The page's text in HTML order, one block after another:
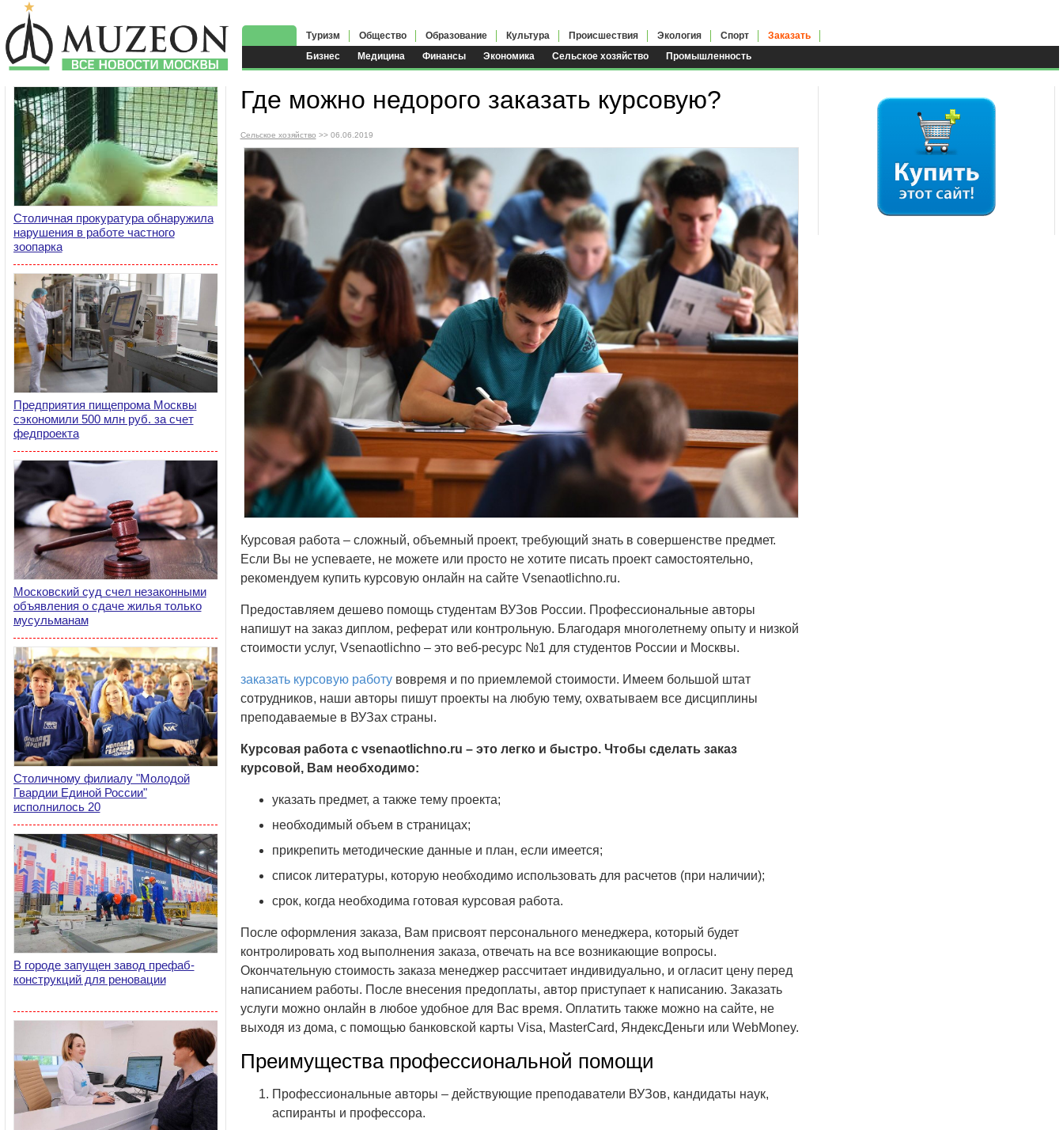
Бизнес Медицина Финансы Экономика Сельское хозяйство Промышленность
Туризм Общество Образование Культура Происшествия Экология Спорт Заказать
Столичная прокуратура обнаружила
нарушения в работе частного
зоопарка
Предприятия пищепрома Москвы
сэкономили 500 млн руб. за счет
федпроекта
Московский суд счел незаконными
объявления о сдаче жилья только
мусульманам
Столичному филиалу "Молодой
Гвардии Единой России"
исполнилось 20
В городе запущен завод префаб-
конструкций для реновации
Где можно недорого заказать курсовую?
Сельское хозяйство >> 06.06.2019
Курсовая работа – сложный, объемный проект, требующий знать в совершенстве предмет.
Если Вы не успеваете, не можете или просто не хотите писать проект самостоятельно,
рекомендуем купить курсовую онлайн на сайте Vsenaotlichno.ru.
Предоставляем дешево помощь студентам ВУЗов России. Профессиональные авторы
напишут на заказ диплом, реферат или контрольную. Благодаря многолетнему опыту и низкой
стоимости услуг, Vsenaotlichno – это веб-ресурс №1 для студентов России и Москвы.
заказать курсовую работувовремя и по приемлемой стоимости. Имеем большой штат
сотрудников, наши авторы пишут проекты на любую тему, охватываем все дисциплины
преподаваемые в ВУЗах страны.
Курсовая работа с vsenaotlichno.ru – это легко и быстро. Чтобы сделать заказ
курсовой, Вам необходимо:
указать предмет, а также тему проекта;
необходимый объем в страницах;
прикрепить методические данные и план, если имеется;
список литературы, которую необходимо использовать для расчетов (при наличии);
срок, когда необходима готовая курсовая работа.
После оформления заказа, Вам присвоят персонального менеджера, который будет
контролировать ход выполнения заказа, отвечать на все возникающие вопросы.
Окончательную стоимость заказа менеджер рассчитает индивидуально, и огласит цену перед
написанием работы. После внесения предоплаты, автор приступает к написанию. Заказать
услуги можно онлайн в любое удобное для Вас время. Оплатить также можно на сайте, не
выходя из дома, с помощью банковской карты Visa, MasterCard, ЯндексДеньги или WebMoney.
Преимущества профессиональной помощи
Профессиональные авторы – действующие преподаватели ВУЗов, кандидаты наук,
аспиранты и профессора.